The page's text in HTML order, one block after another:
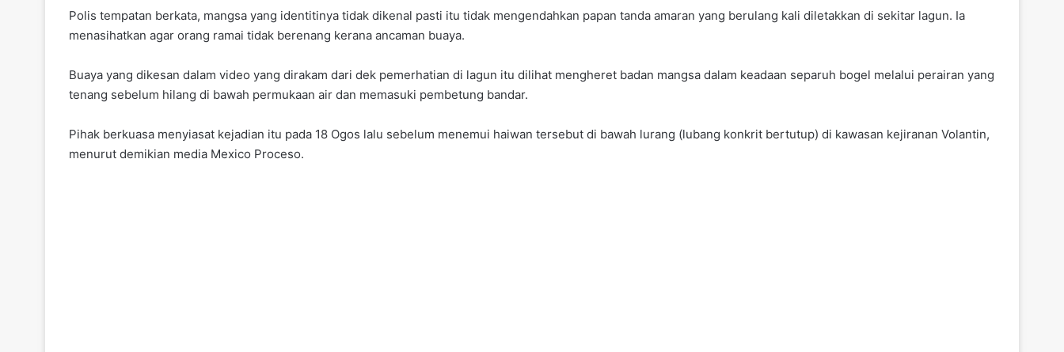
Polis tempatan berkata, mangsa yang identitinya tidak dikenal pasti itu tidak mengendahkan papan tanda amaran yang berulang kali diletakkan di sekitar lagun. Ia
menasihatkan agar orang ramai tidak berenang kerana ancaman buaya.
Buaya yang dikesan dalam video yang dirakam dari dek pemerhatian di lagun itu dilihat mengheret badan mangsa dalam keadaan separuh bogel melalui perairan yang
tenang sebelum hilang di bawah permukaan air dan memasuki pembetung bandar.
Pihak berkuasa menyiasat kejadian itu pada 18 Ogos lalu sebelum menemui haiwan tersebut di bawah lurang (lubang konkrit bertutup) di kawasan kejiranan Volantin,
menurut demikian media Mexico Proceso.